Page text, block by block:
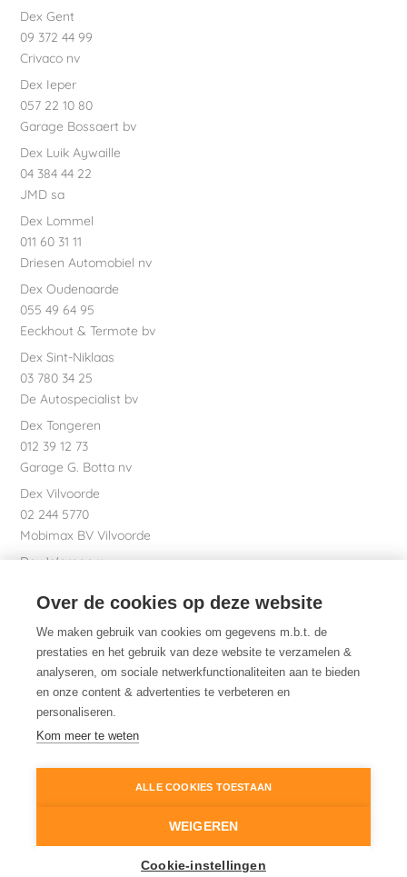
Dex Gent
09 372 44 99
Crivaco nv
Dex Ieper
057 22 10 80
Garage Bossaert bv
Dex Luik Aywaille
04 384 44 22
JMD sa
Dex Lommel
011 60 31 11
Driesen Automobiel nv
Dex Oudenaarde
055 49 64 95
Eeckhout & Termote bv
Dex Sint-Niklaas
03 780 34 25
De Autospecialist bv
Dex Tongeren
012 39 12 73
Garage G. Botta nv
Dex Vilvoorde
02 244 5770
Mobimax BV Vilvoorde
Dex Waregem
Garage Dhont bv
Dex nv Maatschappelijke zetel
051 26 01 01
Dex. Daarom.
Wettelijke informatie
Cookiebeleid
Cookie instellingen
Over de cookies op deze website
We maken gebruik van cookies om gegevens m.b.t. de
prestaties en het gebruik van deze website te verzamelen &
analyseren, om sociale netwerkfunctionaliteiten aan te bieden
en onze content & advertenties te verbeteren en
personaliseren.
Kom meer te weten
ALLE COOKIES TOESTAAN
WEIGEREN
Cookie-instellingen